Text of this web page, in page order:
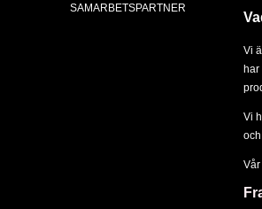
SAMARBETSPARTNER
Vi
Vi